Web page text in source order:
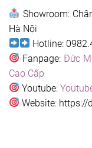
Showroom:
Hà Nội
Hotline:
Fanpage:Đức
Cao Cấp
Youtube:
Website: